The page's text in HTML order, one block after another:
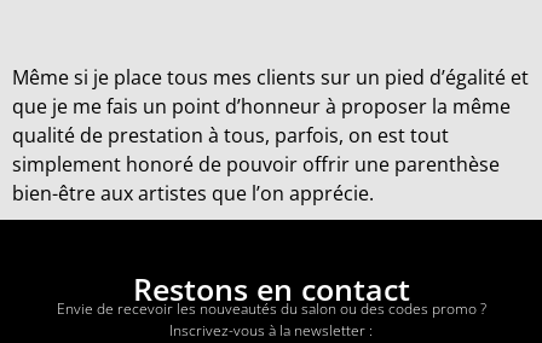
Même si je place tous mes clients sur un pied d’égalité et
que je me fais un point d’honneur à proposer la même
qualité de prestation à tous, parfois, on est tout
simplement honoré de pouvoir offrir une parenthèse
bien-être aux artistes que l’on apprécie.
Restons en contact
Envie de recevoir les nouveautés du salon ou des codes promo ?
Inscrivez-vous à la newsletter :